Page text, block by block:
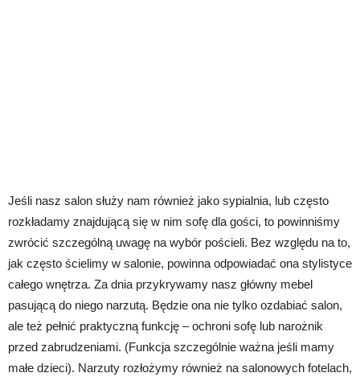
Jeśli nasz salon służy nam również jako sypialnia, lub często
rozkładamy znajdującą się w nim sofę dla gości, to powinniśmy
zwrócić szczególną uwagę na wybór pościeli. Bez względu na to,
jak często ścielimy w salonie, powinna odpowiadać ona stylistyce
całego wnętrza. Za dnia przykrywamy nasz główny mebel
pasującą do niego narzutą. Będzie ona nie tylko ozdabiać salon,
ale też pełnić praktyczną funkcję – ochroni sofę lub narożnik
przed zabrudzeniami. (Funkcja szczególnie ważna jeśli mamy
małe dzieci). Narzuty rozłożymy również na salonowych fotelach,